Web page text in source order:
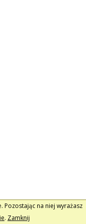
Pozostając na niej wyrażasz
. Zamknij